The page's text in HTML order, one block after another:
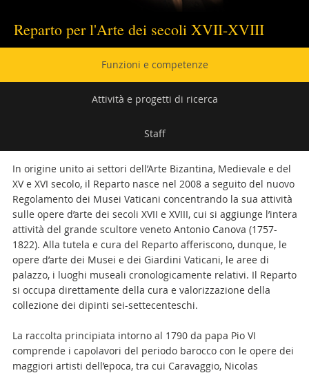
Reparto per l'Arte dei secoli XVII-XVIII
Funzioni e competenze
Attività e progetti di ricerca
Staff
In origine unito ai settori dell’Arte Bizantina, Medievale e del
XV e XVI secolo, il Reparto nasce nel 2008 a seguito del nuovo
Regolamento dei Musei Vaticani concentrando la sua attività
sulle opere d’arte dei secoli XVII e XVIII, cui si aggiunge l’intera
attività del grande scultore veneto Antonio Canova (1757-
1822). Alla tutela e cura del Reparto afferiscono, dunque, le
opere d’arte dei Musei e dei Giardini Vaticani, le aree di
palazzo, i luoghi museali cronologicamente relativi. Il Reparto
si occupa direttamente della cura e valorizzazione della
collezione dei dipinti sei-settecenteschi.
La raccolta principiata intorno al 1790 da papa Pio VI
comprende i capolavori del periodo barocco con le opere dei
maggiori artisti dell’epoca, tra cui Caravaggio, Nicolas